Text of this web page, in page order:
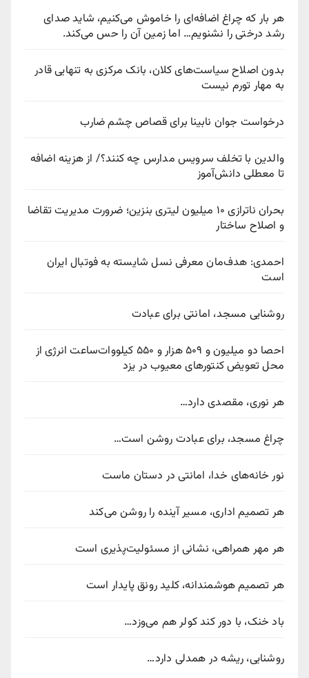
هر بار که چراغ اضافه‌ای را خاموش می‌کنیم، شاید صدای
رشد درختی را نشنویم… اما زمین آن را حس می‌کند.
بدون اصلاح سیاست‌های کلان، بانک مرکزی به تنهایی قادر
به مهار تورم نیست
درخواست جوان نابینا برای قصاص چشم ضارب
والدین با تخلف سرویس مدارس چه کنند؟/ از هزینه اضافه
تا معطلی دانش‌آموز
بحران ناترازی ۱۰ میلیون لیتری بنزین؛ ضرورت مدیریت تقاضا
و اصلاح ساختار
احمدی: هدف‌مان معرفی نسل شایسته به فوتبال ایران
است
روشنایی مسجد، امانتی برای عبادت
احصا دو میلیون و ۵۰۹ هزار و ۵۵۰ کیلووات‌ساعت انرژی از
محل تعویض کنتورهای معیوب در یزد
هر نوری، مقصدی دارد…
چراغ مسجد، برای عبادت روشن است…
نور خانه‌های خدا، امانتی در دستان ماست
هر تصمیم اداری، مسیر آینده را روشن می‌کند
هر مهر همراهی، نشانی از مسئولیت‌پذیری است
هر تصمیم هوشمندانه، کلید رونق پایدار است
باد خنک، با دور کند کولر هم می‌وزد…
روشنایی، ریشه در همدلی دارد…